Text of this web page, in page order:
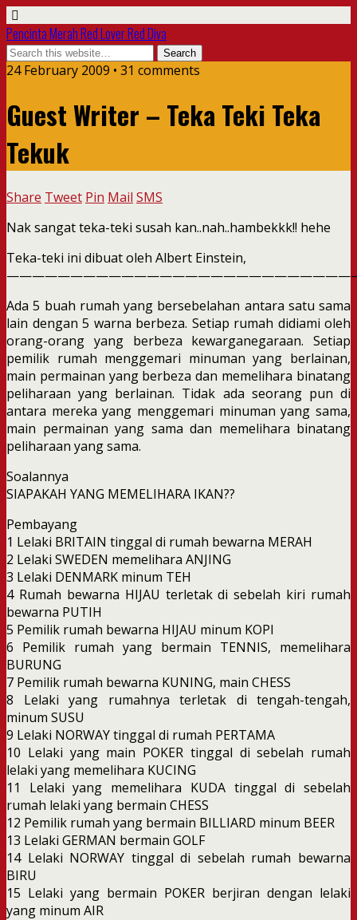
Pencinta Merah Red Lover Red Diva
24 February 2009 • 31 comments
Guest Writer – Teka Teki Teka
Tekuk
Share Tweet Pin Mail SMS
Nak sangat teka-teki susah kan..nah..hambekkk!! hehe
Teka-teki ini dibuat oleh Albert Einstein,
Ada 5 buah rumah yang bersebelahan antara satu sama
lain dengan 5 warna berbeza. Setiap rumah didiami oleh
orang-orang yang berbeza kewarganegaraan. Setiap
pemilik rumah menggemari minuman yang berlainan,
main permainan yang berbeza dan memelihara binatang
peliharaan yang berlainan. Tidak ada seorang pun di
antara mereka yang menggemari minuman yang sama,
main permainan yang sama dan memelihara binatang
peliharaan yang sama.
Soalannya
SIAPAKAH YANG MEMELIHARA IKAN??
Pembayang
1 Lelaki BRITAIN tinggal di rumah bewarna MERAH
2 Lelaki SWEDEN memelihara ANJING
3 Lelaki DENMARK minum TEH
4 Rumah bewarna HIJAU terletak di sebelah kiri rumah
bewarna PUTIH
5 Pemilik rumah bewarna HIJAU minum KOPI
6 Pemilik rumah yang bermain TENNIS, memelihara
BURUNG
7 Pemilik rumah bewarna KUNING, main CHESS
8 Lelaki yang rumahnya terletak di tengah-tengah,
minum SUSU
9 Lelaki NORWAY tinggal di rumah PERTAMA
10 Lelaki yang main POKER tinggal di sebelah rumah
lelaki yang memelihara KUCING
11 Lelaki yang memelihara KUDA tinggal di sebelah
rumah lelaki yang bermain CHESS
12 Pemilik rumah yang bermain BILLIARD minum BEER
13 Lelaki GERMAN bermain GOLF
14 Lelaki NORWAY tinggal di sebelah rumah bewarna
BIRU
15 Lelaki yang bermain POKER berjiran dengan lelaki
yang minum AIR